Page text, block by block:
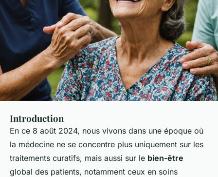
Introduction
En ce 8 août 2024, nous vivons dans une époque où
la médecine ne se concentre plus uniquement sur les
traitements curatifs, mais aussi sur le bien-être
global des patients, notamment ceux en soins